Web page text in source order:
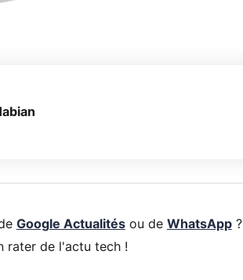
Google Actualitésou de WhatsApp?
rater de l'actu tech !